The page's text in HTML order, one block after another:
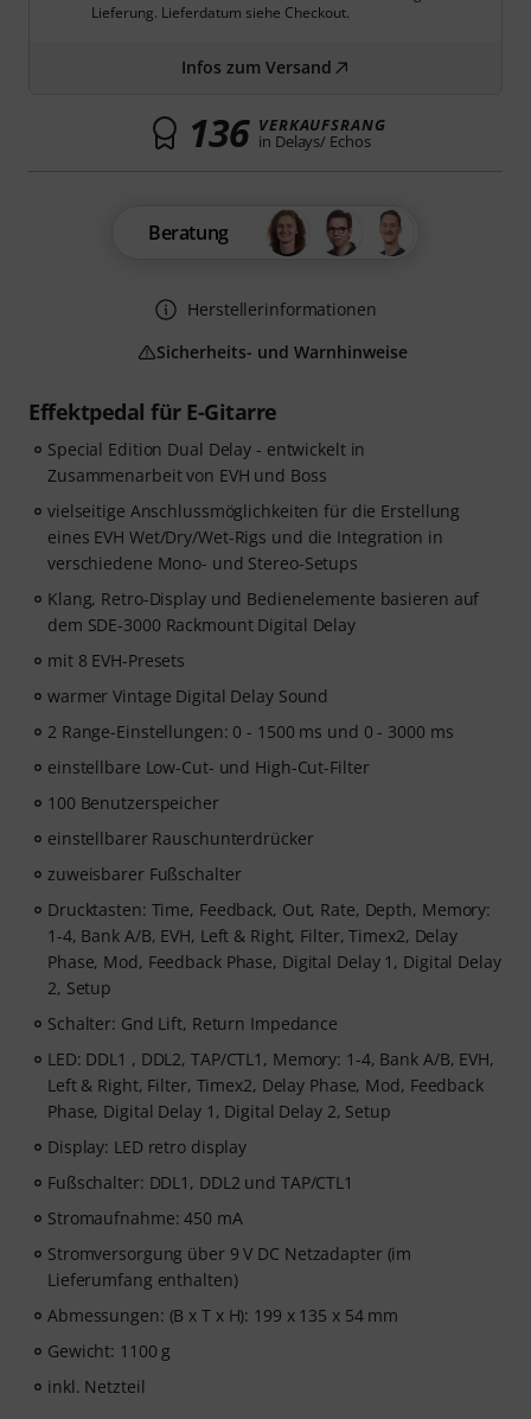
Effektpedal für E-Gitarre
Special Edition Dual Delay - entwickelt in
Zusammenarbeit von EVH und Boss
vielseitige Anschlussmöglichkeiten für die Erstellung
eines EVH Wet/Dry/Wet-Rigs und die Integration in
verschiedene Mono- und Stereo-Setups
Klang, Retro-Display und Bedienelemente basieren auf
dem SDE-3000 Rackmount Digital Delay
mit 8 EVH-Presets
warmer Vintage Digital Delay Sound
2 Range-Einstellungen: 0 - 1500 ms und 0 - 3000 ms
einstellbare Low-Cut- und High-Cut-Filter
100 Benutzerspeicher
einstellbarer Rauschunterdrücker
zuweisbarer Fußschalter
Drucktasten: Time, Feedback, Out, Rate, Depth, Memory:
1-4, Bank A/B, EVH, Left & Right, Filter, Timex2, Delay
Phase, Mod, Feedback Phase, Digital Delay 1, Digital Delay
2, Setup
Schalter: Gnd Lift, Return Impedance
LED: DDL1 , DDL2, TAP/CTL1, Memory: 1-4, Bank A/B, EVH,
Left & Right, Filter, Timex2, Delay Phase, Mod, Feedback
Phase, Digital Delay 1, Digital Delay 2, Setup
Display: LED retro display
Fußschalter: DDL1, DDL2 und TAP/CTL1
Stromaufnahme: 450 mA
Stromversorgung über 9 V DC Netzadapter (im
Lieferumfang enthalten)
Abmessungen: (B x T x H): 199 x 135 x 54 mm
Gewicht: 1100 g
inkl. Netzteil
Lieferung. Lieferdatum siehe Checkout.
Infos zum Versand
136 VERKAUFSRANG
in Delays/ Echos
Beratung
Herstellerinformationen
Sicherheits- und Warnhinweise